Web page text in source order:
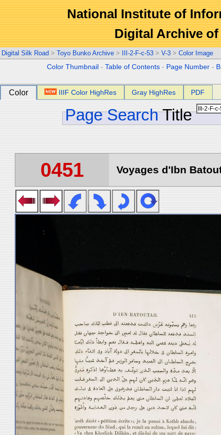
National Institute of
Digital Archive
Digital Silk Road > Toyo Bunko Archive > III-2-F-c-53 > V-3 > Color Image
Color Thumbnail -Table of Contents - Page Number -
Color IIIF Color HighRes Gray HighRes PDF
Page Search Title
0451 Voyages d'Ibn